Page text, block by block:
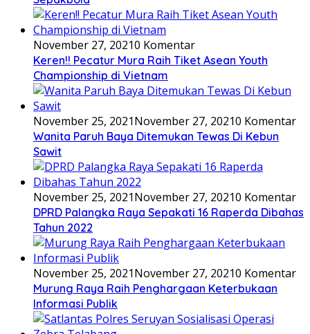
November 27, 20210 Komentar
Keren!! Pecatur Mura Raih Tiket Asean Youth
Championship di Vietnam
November 25, 2021November 27, 20210 Komentar
Wanita Paruh Baya Ditemukan Tewas Di Kebun
Sawit
November 25, 2021November 27, 20210 Komentar
DPRD Palangka Raya Sepakati 16 Raperda Dibahas
Tahun 2022
November 25, 2021November 27, 20210 Komentar
Murung Raya Raih Penghargaan Keterbukaan
Informasi Publik